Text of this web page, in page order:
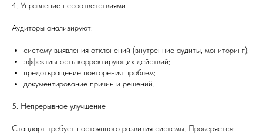
4. Управление несоответствиями
Аудиторы анализируют:
систему выявления отклонений (внутренние аудиты, мониторинг);
эффективность корректирующих действий;
предотвращение повторения проблем;
документирование причин и решений.
5. Непрерывное улучшение
Стандарт требует постоянного развития системы. Проверяется: